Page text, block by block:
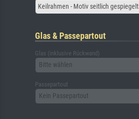
Keilrahmen - Motiv seitlich gespiegelt
Glas & Passepartout
Glas (inklusive Rückwand)
Bitte wählen
Passepartout
Kein Passepartout